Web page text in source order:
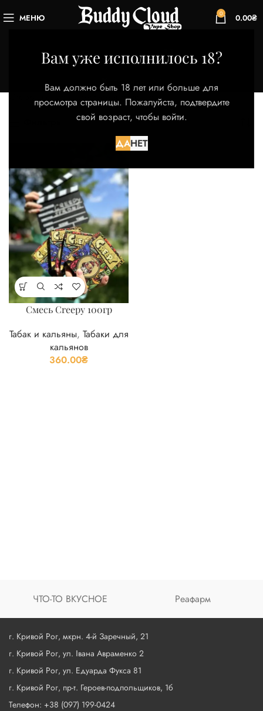
Вам уже исполнилось 18?
Вам должно быть 18 лет или больше для
просмотра страницы. Пожалуйста, подтвердите
свой возраст, чтобы войти.
ДАНЕТ
МЕНЮ 0 0.00₴
Berry Halls
Категории
Товар Вкус
Berry Halls
Отображение единственного товара
Смесь Creepy 100гр
Табак и кальяны, Табаки для
кальянов
360.00₴
ЧТО-ТО ВКУСНОЕ Реафарм
г. Кривой Рог, мкрн. 4-й Заречный, 21
г. Кривой Рог, ул. Івана Авраменко 2
г. Кривой Рог, ул. Едуарда Фукса 81
г. Кривой Рог, пр-т. Героев-подпольщиков, 1б
Телефон: +38 (097) 199-0424